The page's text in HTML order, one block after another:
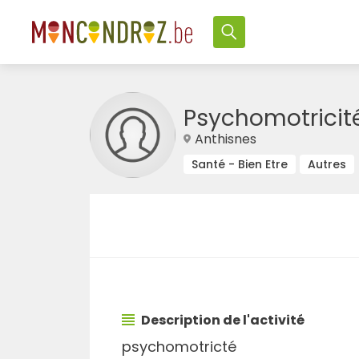
Anthisnes
Santé - Bien Etre Autres
Description de l'activité
psychomotricté